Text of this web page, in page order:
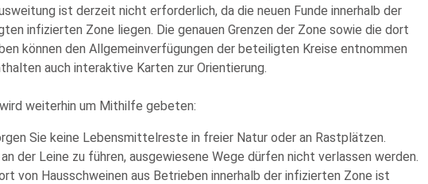
ist derzeit nicht erforderlich, da die neuen Funde innerhalb der
infizierten Zone liegen. Die genauen Grenzen der Zone sowie die dort
können den Allgemeinverfügungen der beteiligten Kreise entnommen
auch interaktive Karten zur Orientierung.
weiterhin um Mithilfe gebeten:
Sie keine Lebensmittelreste in freier Natur oder an Rastplätzen.
der Leine zu führen, ausgewiesene Wege dürfen nicht verlassen werden.
von Hausschweinen aus Betrieben innerhalb der infizierten Zone ist